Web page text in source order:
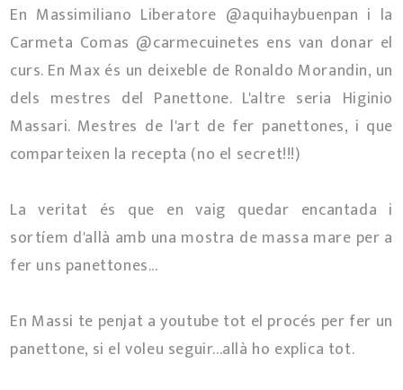
En Massimiliano Liberatore @aquihaybuenpan i la
Carmeta Comas @carmecuinetes ens van donar el
curs. En Max és un deixeble de Ronaldo Morandin, un
dels mestres del Panettone. L'altre seria Higinio
Massari. Mestres de l'art de fer panettones, i que
comparteixen la recepta (no el secret!!!)
La veritat és que en vaig quedar encantada i
sortíem d'allà amb una mostra de massa mare per a
fer uns panettones...
En Massi te penjat a youtube tot el procés per fer un
panettone, si el voleu seguir...allà ho explica tot.